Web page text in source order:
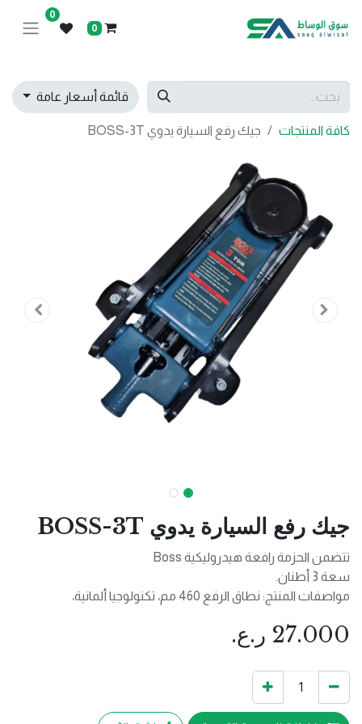
0
0
قائمة أسعار عامة
كافة المنتجات جيك رفع السيارة يدوي BOSS-3T
جيك رفع السيارة يدوي BOSS-3T
تتضمن الحزمة رافعة هيدروليكية Boss
سعة 3 أطنان.
مواصفات المنتج: نطاق الرفع 460 مم، تكنولوجيا ألمانية،
27.000 ر.ع.